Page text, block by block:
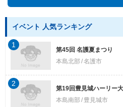
イベント 人気ランキング
第45回 名護夏まつり
本島北部 名護市
1
第19回豊見城ハーリー
本島南部
豊見城市
2